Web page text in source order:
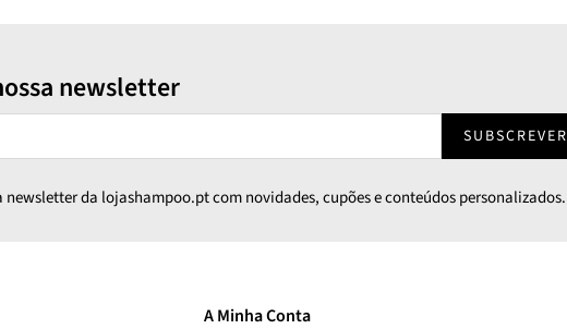
newsletter
SUBSCREVER
newsletter da lojashampoo.pt com novidades, cupões e conteúdos personalizados.
A Minha Conta